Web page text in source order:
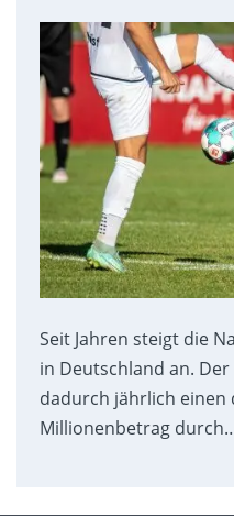
Seit Jahren steigt die
in Deutschland an.
dadurch jährlich einen
Millionenbetrag